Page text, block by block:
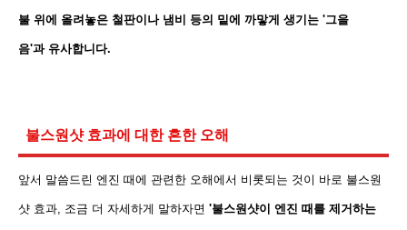
불 위에 올려놓은 철판이나 냄비 등의 밑에 까맣게 생기는 '그을
음'과 유사합니다.
불스원샷 효과에 대한 흔한 오해
앞서 말씀드린 엔진 때에 관련한 오해에서 비롯되는 것이 바로 불스원
샷 효과, 조금 더 자세하게 말하자면 '불스원샷이 엔진 때를 제거하는